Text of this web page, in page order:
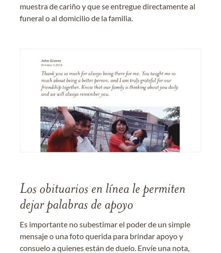
muestra de cariño y que se entregue directamente al
funeral o al domicilio de la familia.
Los obituarios en línea le permiten
dejar palabras de apoyo
Es importante no subestimar el poder de un simple
mensaje o una foto querida para brindar apoyo y
consuelo a quienes están de duelo. Envíe una nota,